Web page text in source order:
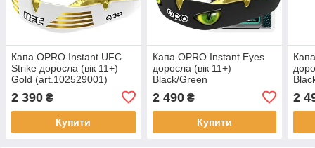
Капа OPRO Instant UFC
Strike доросла (вік 11+)
Gold (art.102529001)
2 390 ₴
Купити
Капа OPRO Instant Eyes
доросла (вік 11+)
Black/Green
2 490₴
Купити
2